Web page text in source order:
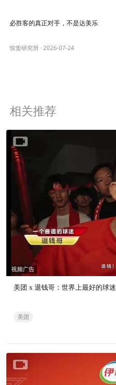
必胜客的真正对手，不是达美乐
惊蛰研究所 · 2026-07-24
相关推荐
视频广告
美团 x 退钱哥：世界上最好的球迷
美团